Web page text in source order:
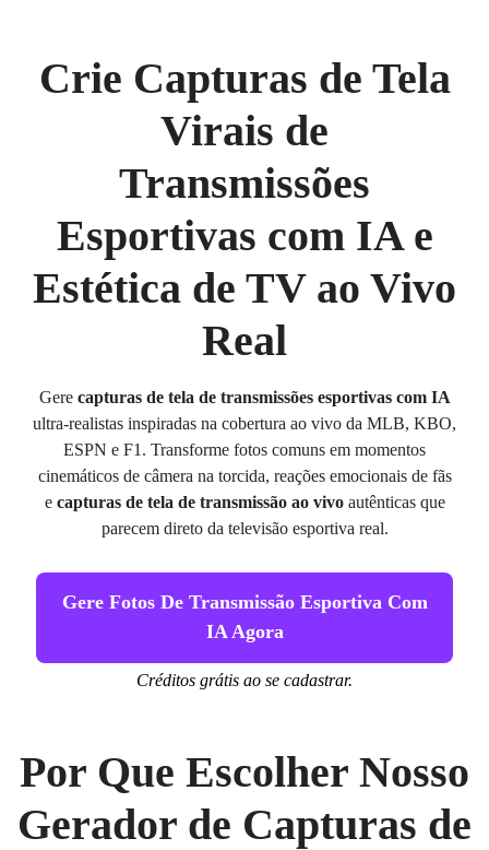
Crie Capturas de Tela
Virais de
Transmissões
Esportivas com IA e
Estética de TV ao Vivo
Real
Gere capturas de tela de transmissões esportivas com IA
ultra-realistas inspiradas na cobertura ao vivo da MLB, KBO,
ESPN e F1. Transforme fotos comuns em momentos
cinemáticos de câmera na torcida, reações emocionais de fãs
e capturas de tela de transmissão ao vivoautênticas que
parecem direto da televisão esportiva real.
Gere Fotos De Transmissão Esportiva Com
IA Agora
Créditos grátis ao se cadastrar.
Por Que Escolher Nosso
Gerador de Capturas de